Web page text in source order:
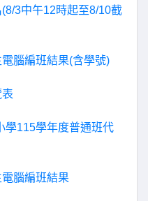
3中午12時起至8/10截
腦編班結果(含學號)
學115學年度普通班代
腦編班結果